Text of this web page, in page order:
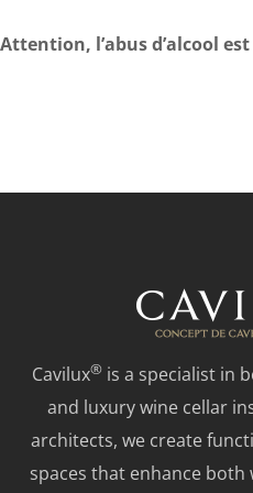
Attention, l’abus d’alcool
Cavilux®is a specialist in
and luxury wine cellar
architects, we create
spaces that enhance both